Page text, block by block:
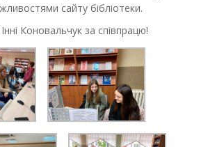
сайту бібліотеки.
Коновальчук за співпрацю!